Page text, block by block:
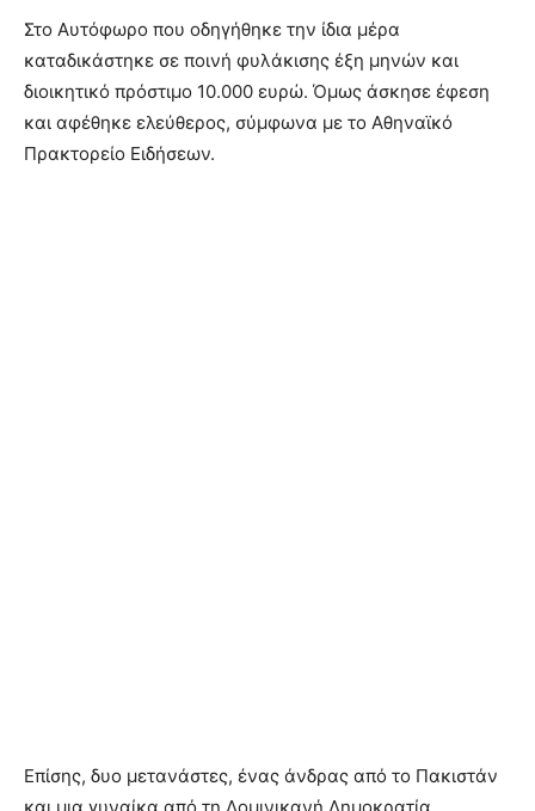
Στο Αυτόφωρο που οδηγήθηκε την ίδια μέρα
καταδικάστηκε σε ποινή φυλάκισης έξη μηνών και
διοικητικό πρόστιμο 10.000 ευρώ. Όμως άσκησε έφεση
και αφέθηκε ελεύθερος, σύμφωνα με το Αθηναϊκό
Πρακτορείο Ειδήσεων.
Επίσης, δυο μετανάστες, ένας άνδρας από το Πακιστάν